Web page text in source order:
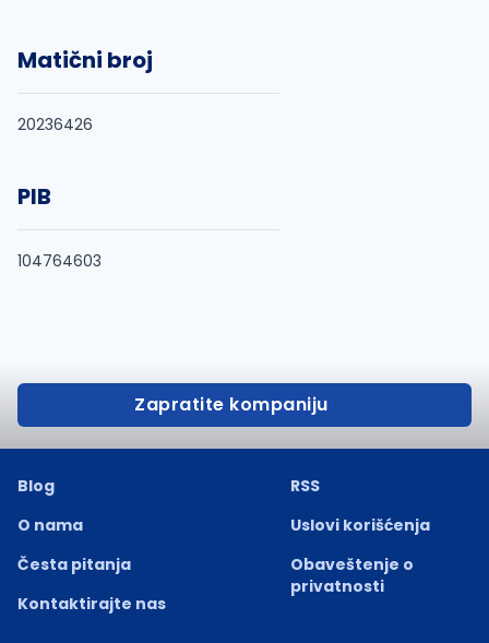
Matični broj
20236426
PIB
104764603
Zapratite kompaniju
Blog
O nama
Česta pitanja
Kontaktirajte nas
RSS
Uslovi korišćenja
Obaveštenje o
privatnosti